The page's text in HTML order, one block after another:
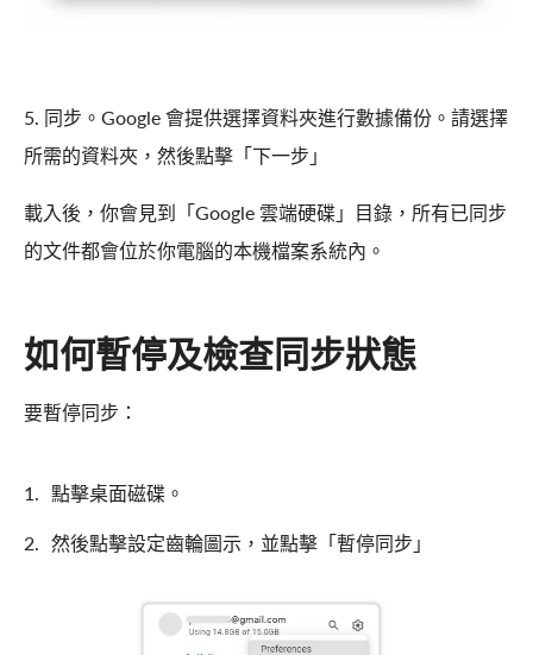
5. 同步。Google 會提供選擇資料夾進行數據備份。請選擇
所需的資料夾，然後點擊「下一步」
載入後，你會見到「Google 雲端硬碟」目錄，所有已同步
的文件都會位於你電腦的本機檔案系統內。
如何暫停及檢查同步狀態
要暫停同步：
點擊桌面磁碟。
然後點擊設定齒輪圖示，並點擊「暫停同步」